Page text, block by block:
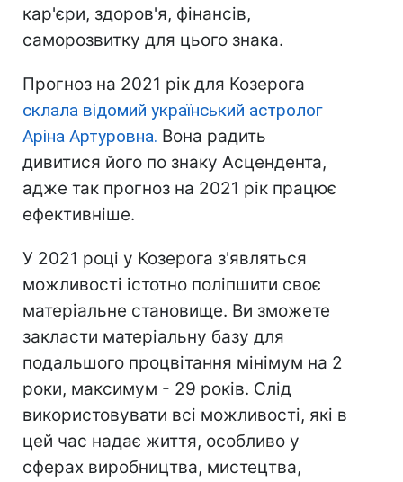
кар'єри, здоров'я, фінансів,
саморозвитку для цього знака.
Прогноз на 2021 рік для Козерога
склала відомий український астролог
Аріна Артуровна. Вона радить
дивитися його по знаку Асцендента,
адже так прогноз на 2021 рік працює
ефективніше.
У 2021 році у Козерога з'являться
можливості істотно поліпшити своє
матеріальне становище. Ви зможете
закласти матеріальну базу для
подальшого процвітання мінімум на 2
роки, максимум - 29 років. Слід
використовувати всі можливості, які в
цей час надає життя, особливо у
сферах виробництва, мистецтва,